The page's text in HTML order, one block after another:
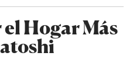
Hogar Más